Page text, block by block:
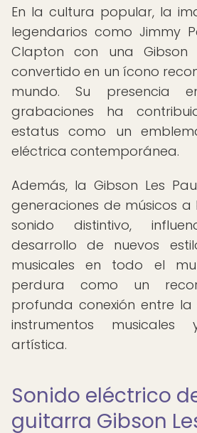
En la cultura popular, la
legendarios como Jimmy
Clapton con una Gibson
convertido en un ícono
mundo. Su presencia
grabaciones ha
estatus como un
eléctrica contemporánea.
Además, la Gibson Les
generaciones de músicos
sonido distintivo,
desarrollo de nuevos
musicales en todo el
perdura como un
profunda conexión entre
instrumentos
artística.
Sonido eléctrico
guitarra Gibson